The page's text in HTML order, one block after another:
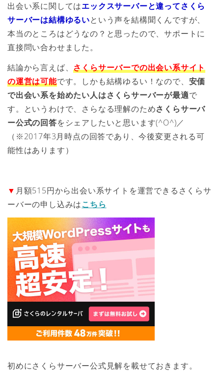
出会い系に関してはエックスサーバーと違ってさくら
サーバーは結構ゆるいという声を結構聞くんですが、
本当のところはどうなの？と思ったので、サポートに
直接問い合わせました。
結論から言えば、さくらサーバーでの出会い系サイト
の運営は可能です。しかも結構ゆるい！なので、 安価
で出会い系を始めたい人はさくらサーバーが最適で
す。というわけで、さらなる理解のためさくらサーバ
ー公式の回答をシェアしたいと思います(^O^)／
（※2017年3月時点の回答であり、今後変更される可
能性はあります）
▼ 月額515円から出会い系サイトを運営できるさくらサ
ーバーの申し込みはこちら
初めにさくらサーバー公式見解を載せておきます。